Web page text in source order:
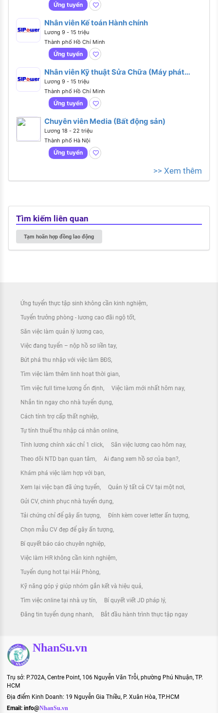
Ứng tuyển
Nhân viên Kế toán Hành chính
Lương 9 - 15 triệu
Thành phố Hồ Chí Minh
Ứng tuyển
Nhân viên Kỹ thuật Sửa Chữa (Máy phát
điện)
Lương 9 - 15 triệu
Thành phố Hồ Chí Minh
Ứng tuyển
Chuyên viên Media (Bất động sản)
Lương 18 - 22 triệu
Thành phố Hà Nội
Ứng tuyển
>> Xem thêm
Tìm kiếm liên quan
Tạm hoãn hợp đồng lao động
Ứng tuyển thực tập sinh không cần kinh nghiệm
Tuyển trưởng phòng - lương cao đãi ngộ tốt
Săn việc làm quản lý lương cao
Việc đang tuyển – nộp hồ sơ liền tay
Bứt phá thu nhập với việc làm BĐS
Tìm việc làm thêm linh hoạt thời gian
Tìm việc full time lương ổn định Việc làm mới nhất hôm nay
Nhắn tin ngay cho nhà tuyển dụng
Cách tính trợ cấp thất nghiệp
Tự tính thuế thu nhập cá nhân online
Tính lương chính xác chỉ 1 click Săn việc lương cao hôm nay
Theo dõi NTD bạn quan tâm Ai đang xem hồ sơ của bạn?
Khám phá việc làm hợp với bạn
Xem lại việc bạn đã ứng tuyển Quản lý tất cả CV tại một nơi
Gửi CV, chinh phục nhà tuyển dụng
Tải chứng chỉ để gây ấn tượng Đính kèm cover letter ấn tượng
Chọn mẫu CV đẹp để gây ấn tượng
Bí quyết báo cáo chuyên nghiệp
Việc làm HR không cần kinh nghiệm
Tuyển dụng hot tại Hải Phòng
Kỹ năng góp ý giúp nhóm gắn kết và hiệu quả
Tìm việc online tại nhà uy tín Bí quyết viết JD pháp lý
Đăng tin tuyển dụng nhanh Bắt đầu hành trình thực tập ngay
NhanSu.vn
Trụ sở: P.702A, Centre Point, 106 Nguyễn Văn Trỗi, phường Phú Nhuận, TP.
HCM
Địa điểm Kinh Doanh: 19 Nguyễn Gia Thiều, P. Xuân Hòa, TP.HCM
Email: info@NhanSu.vn